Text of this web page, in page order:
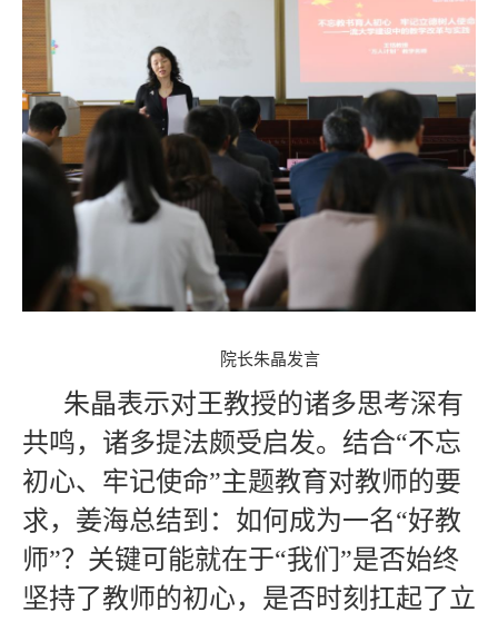
院长朱晶发言
朱晶表示对王教授的诸多思考深有
共鸣，诸多提法颇受启发。结合“不忘
初心、牢记使命”主题教育对教师的要
求，姜海总结到：如何成为一名“好教
师”？关键可能就在于“我们”是否始终
坚持了教师的初心，是否时刻扛起了立